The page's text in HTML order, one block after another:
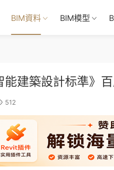
BIM資料 BIM模型
建築設計标準》
512